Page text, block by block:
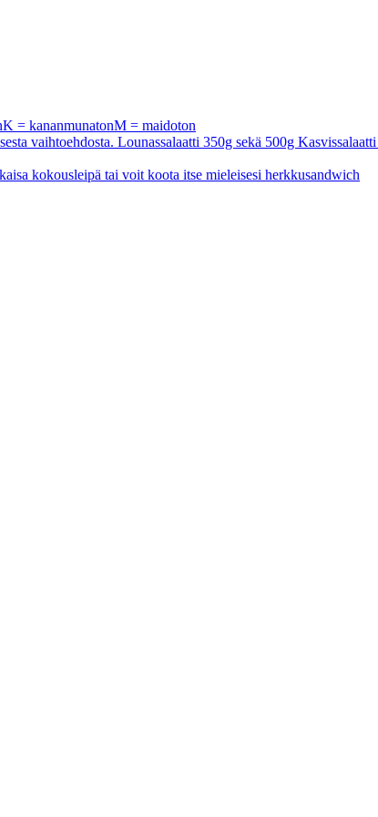
= kananmunatonM = maidoton
vaihtoehdosta. Lounassalaatti 350g sekä 500g
kokousleipä tai voit koota itse mieleisesi herkkusandwich